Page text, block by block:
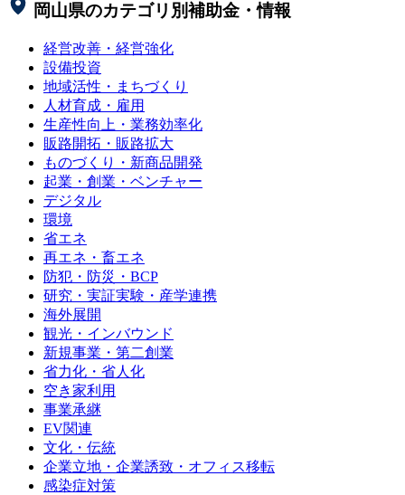
岡山県のカテゴリ別補助金・情報
経営改善・経営強化
設備投資
地域活性・まちづくり
人材育成・雇用
生産性向上・業務効率化
販路開拓・販路拡大
ものづくり・新商品開発
起業・創業・ベンチャー
デジタル
環境
省エネ
再エネ・畜エネ
防犯・防災・BCP
研究・実証実験・産学連携
海外展開
観光・インバウンド
新規事業・第二創業
省力化・省人化
空き家利用
事業承継
EV関連
文化・伝統
企業立地・企業誘致・オフィス移転
感染症対策